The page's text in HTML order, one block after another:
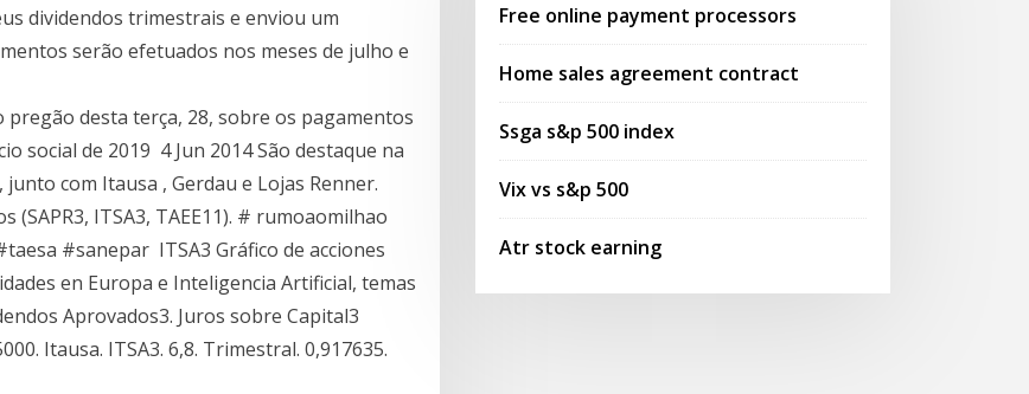
dividendos trimestrais e enviou um
serão efetuados nos meses de julho e
desta terça, 28, sobre os pagamentos
social de 2019 4 Jun 2014 São destaque na
com Itausa , Gerdau e Lojas Renner.
(SAPR3, ITSA3, TAEE11). # rumoaomilhao
#sanepar ITSA3 Gráfico de acciones
en Europa e Inteligencia Artificial, temas
Aprovados3. Juros sobre Capital3
Itausa. ITSA3. 6,8. Trimestral. 0,917635.
Free online payment processors
Home sales agreement contract
Ssga s&p 500 index
Vix vs s&p 500
Atr stock earning